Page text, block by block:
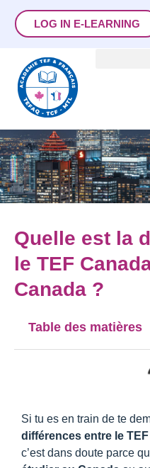
LOG IN E-LEARNING
Quelle est la
le TEF
Canada ?
Table des matières
Si tu es en train de te
différences entre le
c’est dans doute parce